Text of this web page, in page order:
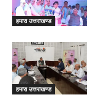
हमारा उत्तराखण्ड
हमारा उत्तराखण्ड